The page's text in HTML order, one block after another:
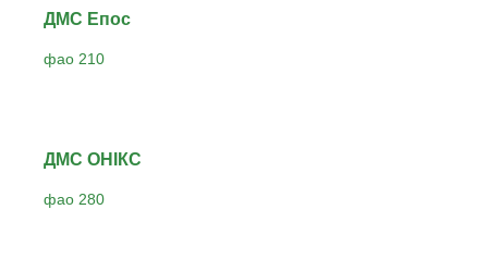
ДМС Епос
фао 210
ДМС ОНІКС
фао 280